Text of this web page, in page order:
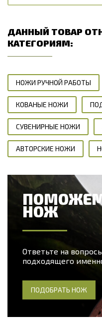
ДАННЫЙ ТОВАР
КАТЕГОРИЯМ:
НОЖИ РУЧНОЙ РАБОТЫ
КОВАНЫЕ НОЖИ
СУВЕНИРНЫЕ НОЖИ
АВТОРСКИЕ НОЖИ
НОЖ
Ответьте на
подходящего
ПОДОБРАТЬ НОЖ